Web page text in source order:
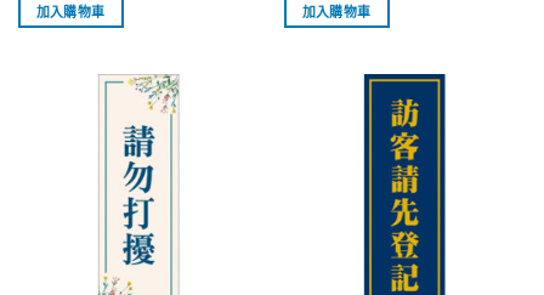
選
擇
加入購物車 加入購物車